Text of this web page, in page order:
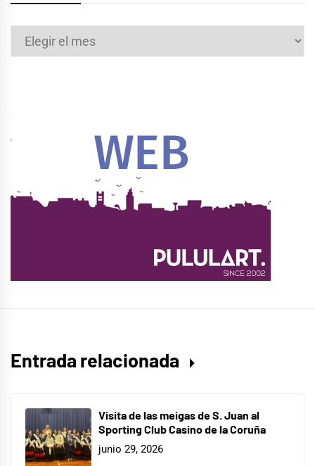
Archivos
Entrada relacionada
Visita de las meigas de S. Juan al
Sporting Club Casino de la Coruña
junio 29, 2026